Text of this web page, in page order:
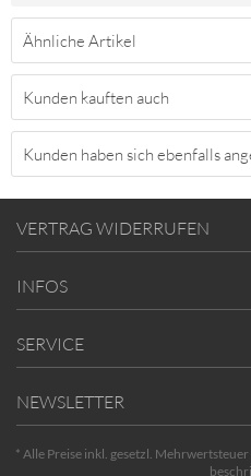
Ähnliche Artikel
Kunden kauften auch
Kunden haben sich ebenfalls
VERTRAG WIDERRUFEN
INFOS
SERVICE
NEWSLETTER
* Alle Preise inkl. gesetzl. Mehrwertsteuer